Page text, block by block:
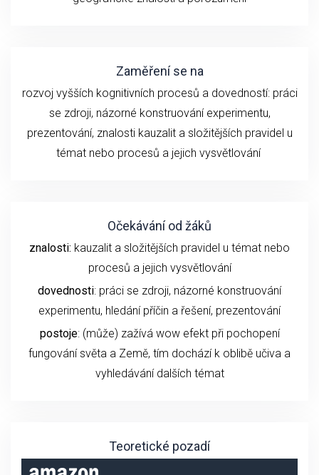
Zaměření se na
rozvoj vyšších kognitivních procesů a dovedností: práci
se zdroji, názorné konstruování experimentu,
prezentování, znalostikauzalit a složitějších pravidel u
témat nebo procesů a jejich vysvětlování
Očekávání od žáků
znalosti: kauzalit a složitějších pravidel u témat nebo
procesů a jejich vysvětlování
dovednosti: práci se zdroji, názorné konstruování
experimentu, hledání příčin a řešení, prezentování
postoje: (může) zažívá wow efekt při pochopení
fungování světa a Země, tím dochází k oblibě učiva a
vyhledávání dalších témat
Teoretické pozadí